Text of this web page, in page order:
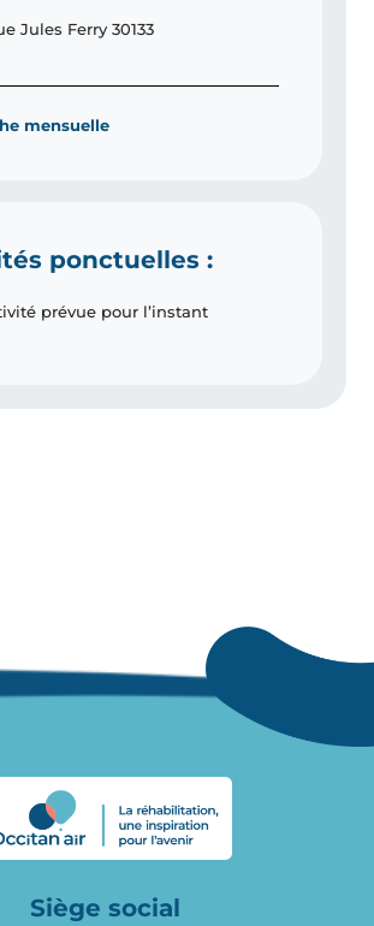
Jules Ferry 30133
mensuelle
ponctuelles :
prévue pour l’instant
Siège social